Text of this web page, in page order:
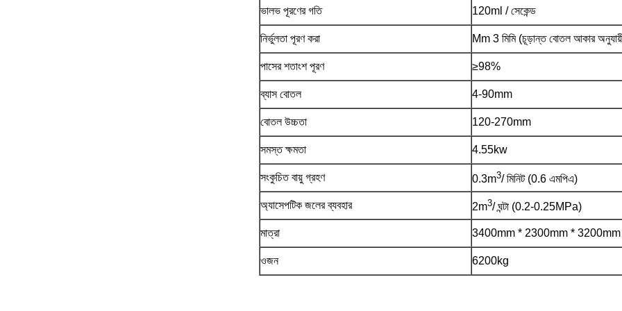
ভালভ পূরণের গতি 120ml / সেকেন্ড
নির্ভুলতা পূরণ করা Mm 3 মিমি (চূড়ান্ত বোতল আকার
পাসের শতাংশ পূরণ ≥98%
ব্যাস বোতল 4-90mm
বোতল উচ্চতা 120-270mm
সমস্ত ক্ষমতা 4.55kw
সংকুচিত বায়ু গ্রহণ 0.3m3/ মিনিট (0.6 এমপিএ)
অ্যাসেপটিক জলের ব্যবহার 2m3/ ঘন্টা (0.2-0.25MPa)
মাত্রা 3400mm * 2300mm * 3200mm
ওজন 6200kg